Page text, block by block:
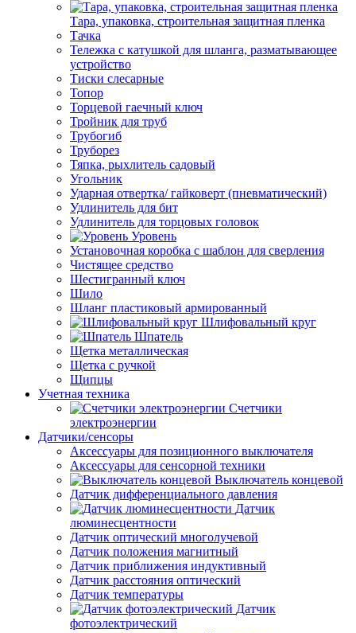
Тара, упаковка, строительная защитная пленка
Тачка
Тележка с катушкой для шланга, разматывающее
устройство
Тиски слесарные
Топор
Торцевой гаечный ключ
Тройник для труб
Трубогиб
Труборез
Тяпка, рыхлитель садовый
Угольник
Ударная отвертка/ гайковерт (пневматический)
Удлинитель для бит
Удлинитель для торцовых головок
Уровень
Установочная коробка с шаблон для сверления
Чистящее средство
Шестигранный ключ
Шило
Шланг пластиковый армированный
Шлифовальный круг
Шпатель
Щетка металлическая
Щетка с ручкой
Щипцы
Учетная техника
Счетчики
электроэнергии
Датчики/сенсоры
Аксессуары для позиционного выключателя
Аксессуары для сенсорной техники
Выключатель концевой
Датчик дифференциального давления
Датчик
люминесцентности
Датчик оптический многолучевой
Датчик положения магнитный
Датчик приближения индуктивный
Датчик расстояния оптический
Датчик температуры
Датчик
фотоэлектрический